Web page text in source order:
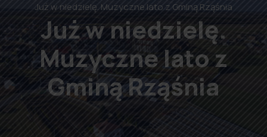
Już w niedzielę. Muzyczne lato z Gminą Rząśnia
Już w niedzielę.
Muzyczne lato z
Gminą Rząśnia